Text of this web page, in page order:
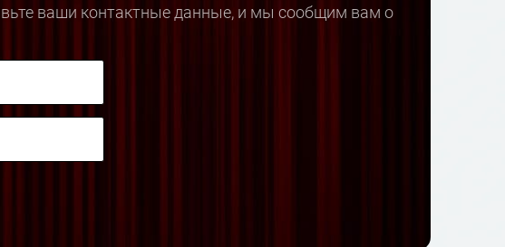
ваши контактные данные, и мы сообщим вам о